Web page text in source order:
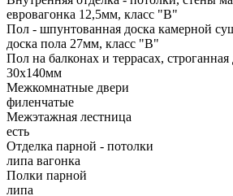
евровагонка 12,5мм, класс "В"
Пол - шпунтованная доска камерной
доска пола 27мм, класс "B"
Пол на балконах и террасах, строганная
30х140мм
Межкомнатные двери
филенчатые
Межэтажная лестница
есть
Отделка парной - потолки
липа вагонка
Полки парной
липа